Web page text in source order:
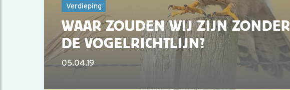
Verdieping
WAAR ZOUDEN WIJ ZIJN ZONDER
DE VOGELRICHTLIJN?
05.04.19